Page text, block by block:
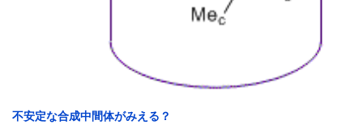
不安定な合成中間体がみえる？